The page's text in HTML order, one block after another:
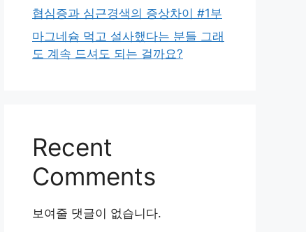
협심증과 심근경색의 증상차이 #1부
마그네슘 먹고 설사했다는 분들 그래
도 계속 드셔도 되는 걸까요?
Recent
Comments
보여줄 댓글이 없습니다.